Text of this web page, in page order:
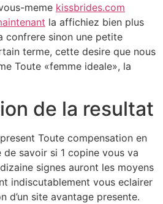
meme kissbrides.com
la affichiez bien plus
confrere sinon une petite
terme, cette desire que nous
Toute «femme ideale», la
de la resultat
Toute compensation en
de savoir si 1 copine vous va
signes auront les moyens
indiscutablement vous eclairer
d’un site avantage presente.